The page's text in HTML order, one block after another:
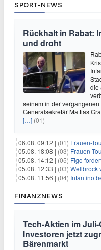
SPORT-NEWS
Rückhalt in Rabat:
und droht
die
seinem in der
Generalsekretär Mattias
[…] (01)
06.08. 09:12 | (01) Frauen-Tour
05.08. 18:08 | (03) Frauen-
05.08. 14:12 | (05) Figo fordert
05.08. 12:33 | (03) Wellbrock
05.08. 11:56 | (04) Infantino
FINANZNEWS
Tech-Aktien im
Investoren jetzt
Bärenmarkt